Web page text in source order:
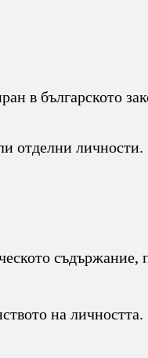
в българското
отделни личности.
съдържание,
на личността.